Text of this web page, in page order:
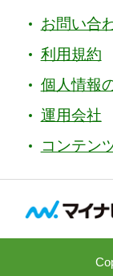
お問い合
利用規約
個人情報
運用会社
コンテン